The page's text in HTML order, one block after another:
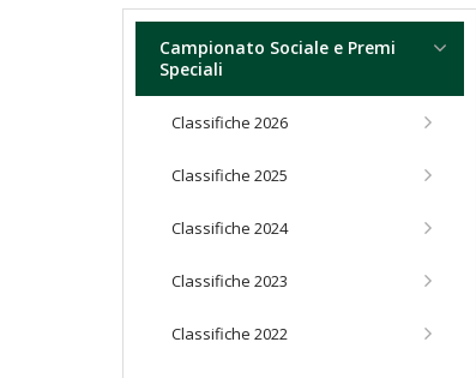
Campionato Sociale e Premi
Speciali
Classifiche 2026
Classifiche 2025
Classifiche 2024
Classifiche 2023
Classifiche 2022